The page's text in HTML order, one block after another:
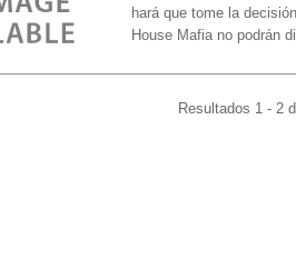
hará que tome la
House Mafia no podrán
Resultados 1 - 2